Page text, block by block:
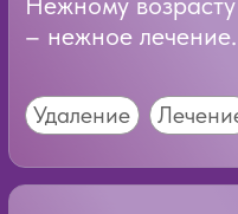
требуется
Безболезненное удаление
зубов хирургами, с опытом